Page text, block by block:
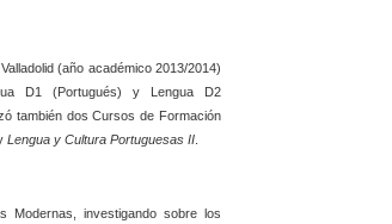
(año académico 2013/2014)
D1 (Portugués) y Lengua D2
también dos Cursos de Formación
Lengua y Cultura Portuguesas II
Modernas, investigando sobre los